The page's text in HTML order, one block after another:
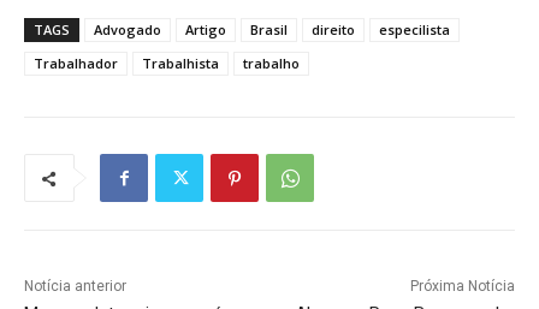
TAGS Advogado Artigo Brasil direito
especilista
Trabalhador
Trabalhista trabalho
Notícia anterior Próxima Notícia